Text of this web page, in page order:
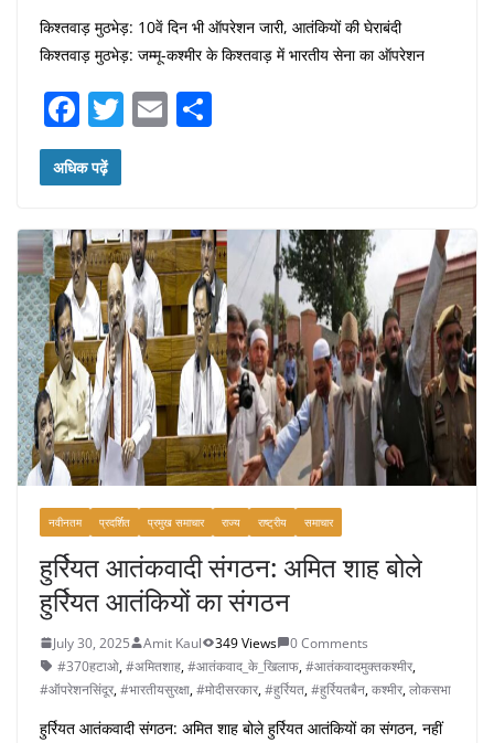
किश्तवाड़ मुठभेड़: 10वें दिन भी ऑपरेशन जारी, आतंकियों की घेराबंदी
किश्तवाड़ मुठभेड़: जम्मू-कश्मीर के किश्तवाड़ में भारतीय सेना का ऑपरेशन
F
a
c
b
o
o
k
T E
अधिक पढ़ें
नवीनतम प्रदर्शित प्रमुख समाचार राज्य राष्ट्रीय समाचार
हुर्रियत आतंकवादी संगठन: अमित शाह बोले
हुर्रियत आतंकियों का संगठन
July 30, 2025 Amit Kaul 349 Views
0 Comments
#370हटाओ,#अमितशाह,#आतंकवाद_के_खिलाफ,#आतंकवादमुक्तकश्मीर,
#ऑपरेशनसिंदूर,#भारतीयसुरक्षा,#मोदीसरकार,#हुर्रियत,#हुर्रियतबैन,कश्मीर,लोकसभा
हुर्रियत आतंकवादी संगठन: अमित शाह बोले हुर्रियत आतंकियों का संगठन, नहीं